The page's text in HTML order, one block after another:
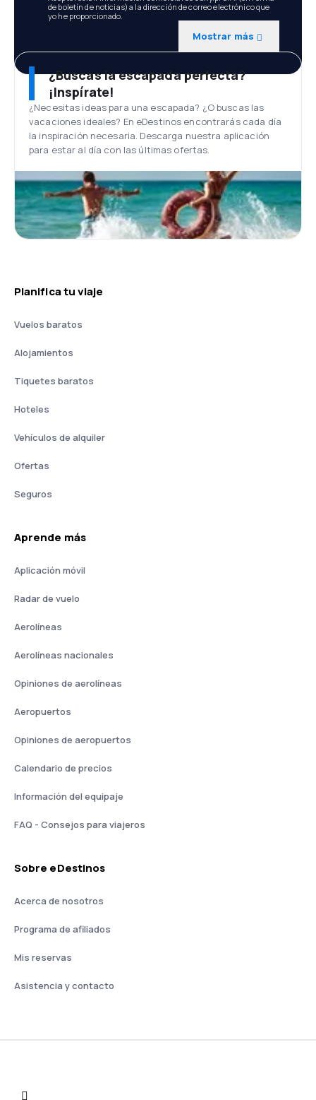
de boletín de noticias) a la dirección de correo electrónico que
yo he proporcionado.
Mostrar más
¿Buscas la escapada perfecta?
¡Inspírate!
¿Necesitas ideas para una escapada? ¿O buscas las
vacaciones ideales? En eDestinos encontrarás cada día
la inspiración necesaria. Descarga nuestra aplicación
para estar al día con las últimas ofertas.
Planifica tu viaje
Vuelos baratos
Alojamientos
Tiquetes baratos
Hoteles
Vehículos de alquiler
Ofertas
Seguros
Aprende más
Aplicación móvil
Radar de vuelo
Aerolíneas
Aerolíneas nacionales
Opiniones de aerolíneas
Aeropuertos
Opiniones de aeropuertos
Calendario de precios
Información del equipaje
FAQ - Consejos para viajeros
Sobre eDestinos
Acerca de nosotros
Programa de afiliados
Mis reservas
Asistencia y contacto